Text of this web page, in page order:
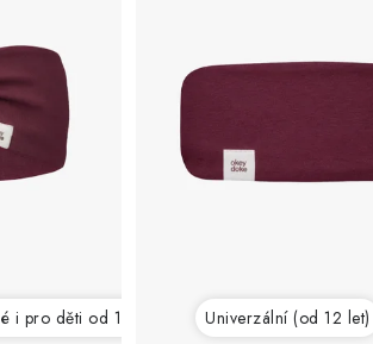
i pro děti od 12 let) Univerzální (od 12 let)